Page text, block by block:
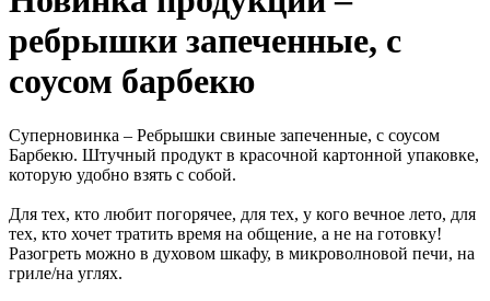
ребрышки запеченные, с
соусом барбекю
Суперновинка – Ребрышки свиные запеченные, с соусом
Барбекю. Штучный продукт в красочной картонной упаковке,
которую удобно взять с собой.
Для тех, кто любит погорячее, для тех, у кого вечное лето, для
тех, кто хочет тратить время на общение, а не на готовку!
Разогреть можно в духовом шкафу, в микроволновой печи, на
гриле/на углях.